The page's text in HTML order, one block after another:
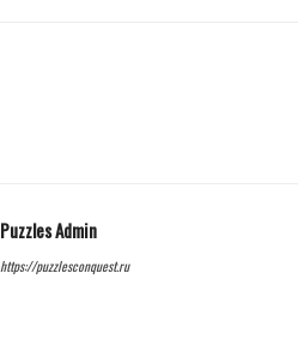
Puzzles Admin
https://puzzlesconquest.ru